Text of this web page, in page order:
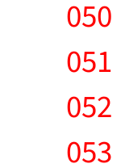
050
051
052
053